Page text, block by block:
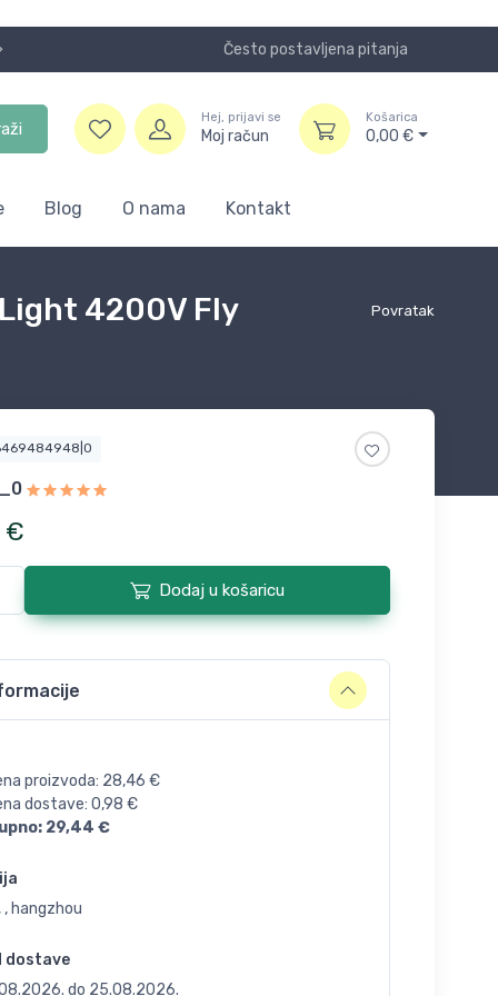
Često postavljena pitanja
Hej, prijavi se
Moj račun
Košarica
0,00 €
Blog O nama Kontakt
Povratak
4200V Fly
€
Dodaj u košaricu
proizvoda: 28,46 €
dostave: 0,98 €
29,44 €
, hangzhou
dostave
do 25.08.2026.